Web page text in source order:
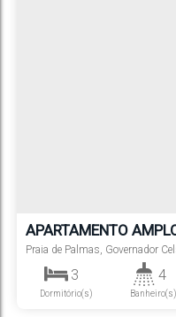
APARTAMENTO
SUÍTES + LAVABO NA
MARTINA | PRAIA DE
Praia de Palmas, Governador
3
Dormitório(s)
4
Banheiro(s)